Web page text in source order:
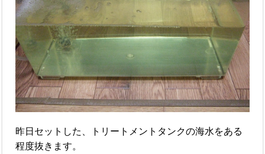
昨日セットした、トリートメントタンクの海水をある
程度抜きます。